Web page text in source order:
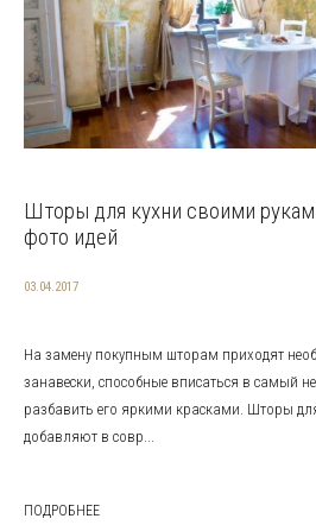
Шторы для кухни своими
фото идей
03.04.2017
На замену покупным шторам приходят
занавески, способные вписаться в самый
разбавить его яркими красками. Шторы
добавляют в совр...
ПОДРОБНЕЕ